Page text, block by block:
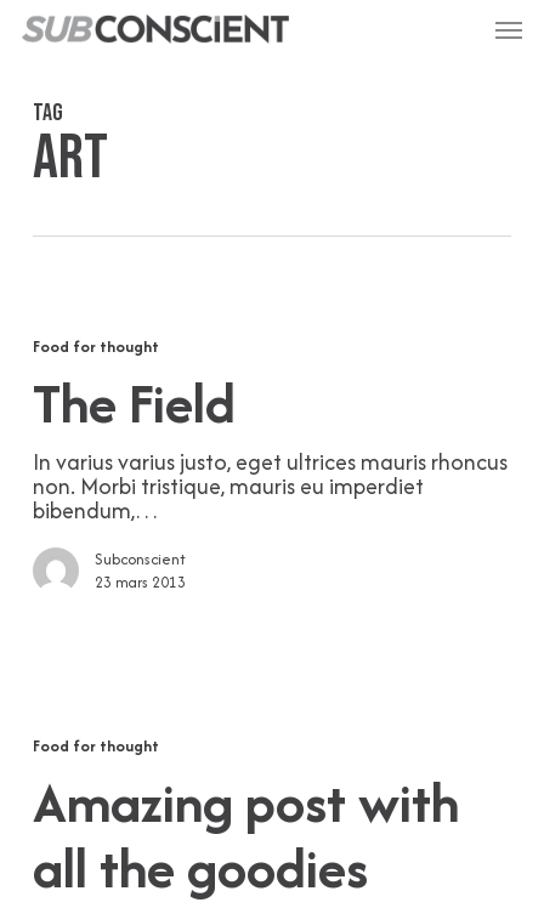
Passer
au
Menu
Tag
Art
Food for thought
The Field
In varius varius justo, eget ultrices mauris rhoncus
non. Morbi tristique, mauris eu imperdiet
bibendum,…
Subconscient
23 mars 2013
with
the
goodies
Food for thought
Amazing post with
all the goodies